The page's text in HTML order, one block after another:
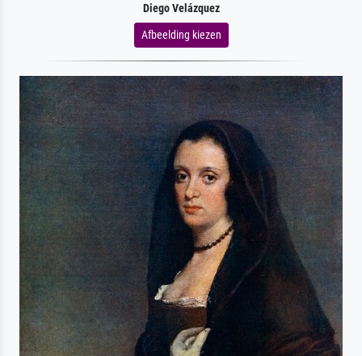
Diego Velázquez
Afbeelding kiezen